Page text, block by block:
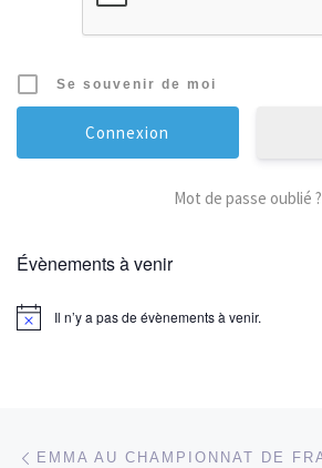
Se souvenir de moi
Mot de passe oublié ?
Évènements à venir
Il n’y a pas de évènements à venir.
Parcourir les articles